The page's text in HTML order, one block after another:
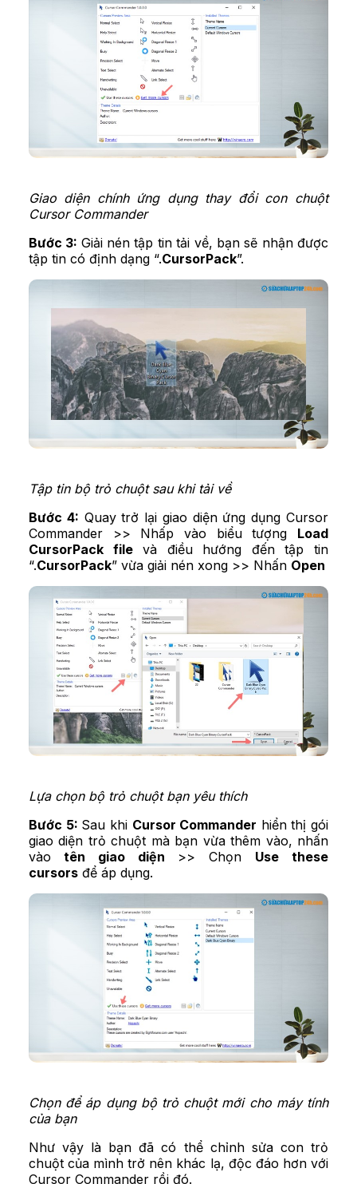
Giao diện chính ứng dụng thay đổi con chuột
Cursor Commander
Bước 3: Giải nén tập tin tải về, bạn sẽ nhận được
tập tin có định dạng “.CursorPack”.
Tập tin bộ trỏ chuột sau khi tải về
Bước 4: Quay trở lại giao diện ứng dụng Cursor
Commander >> Nhấp vào biểu tượng Load
CursorPack filevà điều hướng đến tập tin
“.CursorPack” vừa giải nén xong >> Nhấn Open
Lựa chọn bộ trỏ chuột bạn yêu thích
Bước 5: Sau khi Cursor Commander hiển thị gói
giao diện trỏ chuột mà bạn vừa thêm vào, nhấn
vào tên giao diện >> Chọn Use these
cursors để áp dụng.
Chọn để áp dụng bộ trỏ chuột mới cho máy tính
của bạn
Như vậy là bạn đã có thể chỉnh sửa con trỏ
chuột của mình trở nên khác lạ, độc đáo hơn với
Cursor Commander rồi đó.